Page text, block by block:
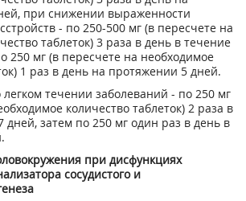
при снижении выраженности
- по 250-500 мг (в пересчете на
таблеток) 3 раза в день в течение
250 мг (в пересчете на необходимое
1 раз в день на протяжении 5 дней.
течении заболеваний - по 250 мг
количество таблеток) 2 раза в
дней, затем по 250 мг один раз в день в
при дисфункциях
сосудистого и